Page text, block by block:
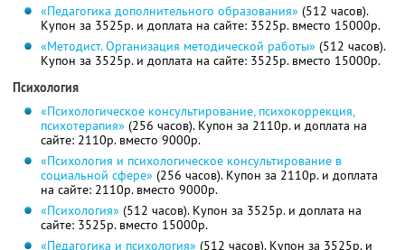
«Педагогика дополнительного образования» (512 часов).
Купон за 3525р. и доплата на сайте: 3525р. вместо 15000р.
«Методист. Организация методической работы» (512 часов).
Купон за 3525р. и доплата на сайте: 3525р. вместо 15000р.
Психология
«Психологическое консультирование, психокоррекция,
психотерапия» (256 часов). Купон за 2110р. и доплата на
сайте: 2110р. вместо 9000р.
«Психология и психологическое консультирование в
социальной сфере» (256 часов). Купон за 2110р. и доплата
на сайте: 2110р. вместо 9000р.
«Психология» (512 часов). Купон за 3525р. и доплата на
сайте: 3525р. вместо 15000р.
«Педагогика и психология» (512 часов). Купон за 3525р. и